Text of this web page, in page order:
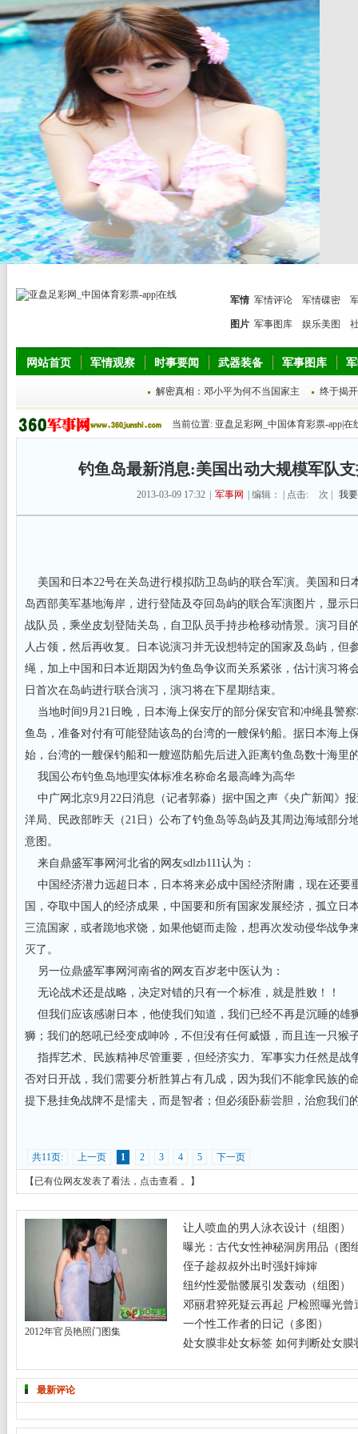
军情 军情评论 军情碟密
图片 军事图库 娱乐美图
网站首页 军情观察 时事要闻 武器装备 军事图库
解密真相：邓小平为何不当国家主 终于揭
当前位置: 亚盘足彩网_中国体育彩票-app|在
钓鱼岛最新消息:美国出动大规模军队
2013-03-09 17:32 军事网 | 编辑： | 点击: 次 | 我
美国和日本22号在关岛进行模拟防卫岛屿的联合军演。美国和日
岛西部美军基地海岸，进行登陆及夺回岛屿的联合军演图片，显示
战队员，乘坐皮划登陆关岛，自卫队员手持步枪移动情景。演习目
人占领，然后再收复。日本说演习并无设想特定的国家及岛屿，但
绳，加上中国和日本近期因为钓鱼岛争议而关系紧张，估计演习将
日首次在岛屿进行联合演习，演习将在下星期结束。
当地时间9月21日晚，日本海上保安厅的部分保安官和冲绳县警
鱼岛，准备对付有可能登陆该岛的台湾的一艘保钓船。据日本海上
始，台湾的一艘保钓船和一艘巡防船先后进入距离钓鱼岛数十海里
我国公布钓鱼岛地理实体标准名称命名最高峰为高华
中广网北京9月22日消息（记者郭淼）据中国之声《央广新闻》
洋局、民政部昨天（21日）公布了钓鱼岛等岛屿及其周边海域部分
意图。
来自鼎盛军事网河北省的网友sdlzb111认为：
中国经济潜力远超日本，日本将来必成中国经济附庸，现在还要
国，夺取中国人的经济成果，中国要和所有国家发展经济，孤立日
三流国家，或者跪地求饶，如果他铤而走险，想再次发动侵华战争
灭了。
另一位鼎盛军事网河南省的网友百岁老中医认为：
无论战术还是战略，决定对错的只有一个标准，就是胜败！！
但我们应该感谢日本，他使我们知道，我们已经不再是沉睡的雄
狮；我们的怒吼已经变成呻吟，不但没有任何威慑，而且连一只猴
指挥艺术、民族精神尽管重要，但经济实力、军事实力任然是战
否对日开战，我们需要分析胜算占有几成，因为我们不能拿民族的
提下悬挂免战牌不是懦夫，而是智者；但必须卧薪尝胆，治愈我们
共11页: 上一页 1 2 3 4 5 下一页
【已有位网友发表了看法， 点击查看 。】
2012年官员艳照门图集
让人喷血的男人泳衣设计（组图）
曝光：古代女性神秘洞房用品（图
侄子趁叔叔外出时强奸婶婶
纽约性爱骷髅展引发轰动（组图）
邓丽君猝死疑云再起 尸检照曝光曾
一个性工作者的日记（多图）
处女膜非处女标签 如何判断处女膜
最新评论